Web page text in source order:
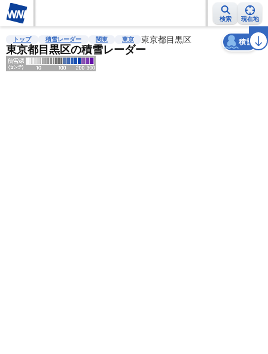
検索 現在地
雨雲レーダー 台風情報 地震情報 警報・注意報 2週間天気 ラ
トップ 積雪レーダー 関東 東京 東京都目黒区
東京都目黒区の積雪レーダー
積雪
天気 台風